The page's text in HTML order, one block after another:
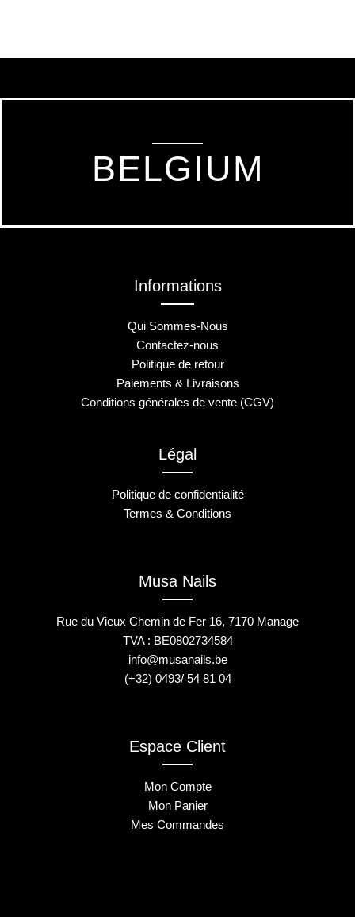
BELGIUM
Informations
Qui Sommes-Nous
Contactez-nous
Politique de retour
Paiements & Livraisons
Conditions générales de vente (CGV)
Légal
Politique de confidentialité
Termes & Conditions
Musa Nails
Rue du Vieux Chemin de Fer 16, 7170 Manage
TVA : BE0802734584
info@musanails.be
(+32) 0493/ 54 81 04
Espace Client
Mon Compte
Mon Panier
Mes Commandes